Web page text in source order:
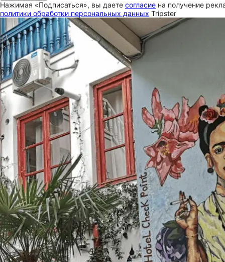
Нажимая «Подписаться», вы даете согласие на получение
политики обработки персональных данных Tripster